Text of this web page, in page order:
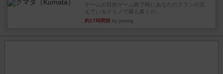
ゲームの目的ゲーム終了時にあなたのクランの見
えているドミノで最も多くの...
約17時間前 by jurong